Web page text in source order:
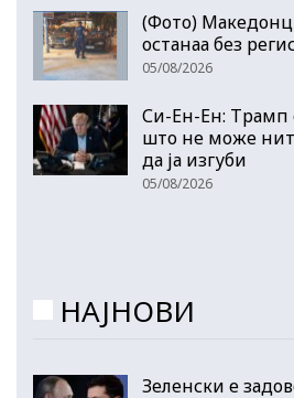
(Фото)
останаа без
05/08/2026
Си-Ен-Ен: Трамп
што не може
да ја изгуби
05/08/2026
НАЈНОВИ
Зеленски е